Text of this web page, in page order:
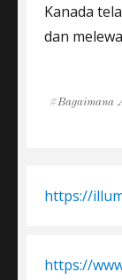
Kanada
dan
Tags
Bagaimana
https://
https://